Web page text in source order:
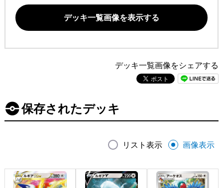
デッキ一覧画像を表示する
デッキ一覧画像をシェアする
保存されたデッキ
リスト表示 画像表示